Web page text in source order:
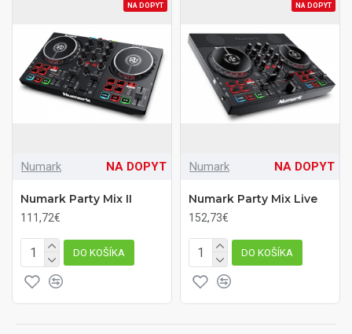
NA DOPYT
Numark NA DOPYT
Numark Party Mix II
111,72€
DO KOŠÍKA
NA DOPYT
Numark NA DOPYT
Numark Party Mix Live
152,73€
DO KOŠÍKA